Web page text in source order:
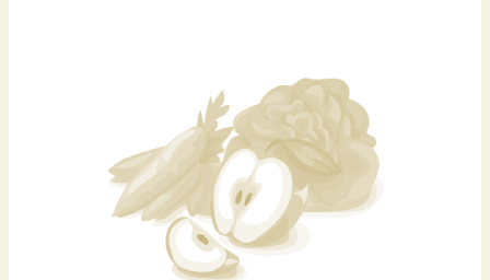
J'ai choisi cette activité pour faire ma part, agir pour le bien de notre planète,
telle un colibri.
Soutenue par Initiatives Paysannes, j'ai obtenu mon diplôme en 2020 puis
le label AB en 2021. Je cultive des légumes pour la vente depuis septembre
2020. Un pas après l'autre le lieu et les cultures se mettent en place.